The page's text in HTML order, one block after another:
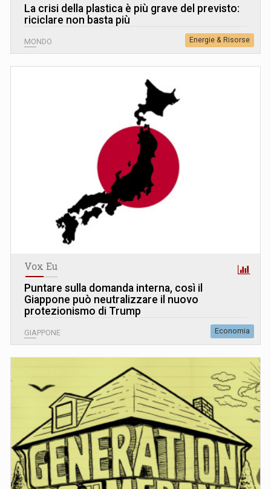
La crisi della plastica è più grave del previsto:
riciclare non basta più
MONDO Energie & Risorse
Vox Eu
Puntare sulla domanda interna, così il
Giappone può neutralizzare il nuovo
protezionismo di Trump
GIAPPONE Economia